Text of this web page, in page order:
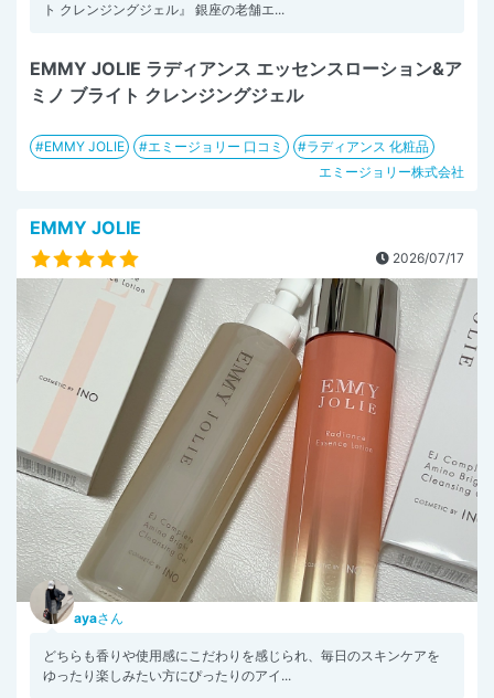
ト クレンジングジェル』 銀座の老舗エ...
EMMY JOLIE ラディアンス エッセンスローション&ア
ミノ ブライト クレンジングジェル
EMMY JOLIE エミージョリー 口コミ
ラディアンス 化粧品
エミージョリー株式会社
EMMY JOLIE
2026/07/17
ayaさん
どちらも香りや使用感にこだわりを感じられ、毎日のスキンケアを
ゆったり楽しみたい方にぴったりのアイ...